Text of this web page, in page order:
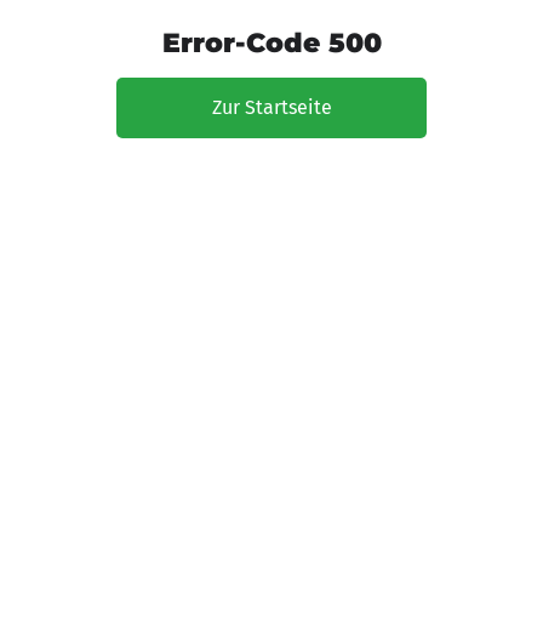
Error-Code 500
Zur Startseite